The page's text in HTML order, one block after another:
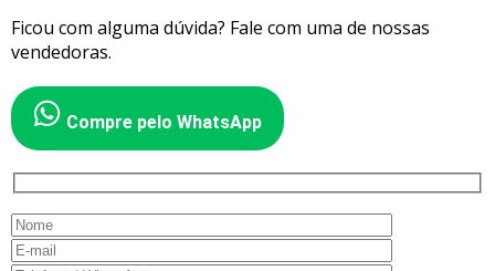
Ficou com alguma dúvida? Fale com uma de nossas
vendedoras.
Compre pelo WhatsApp